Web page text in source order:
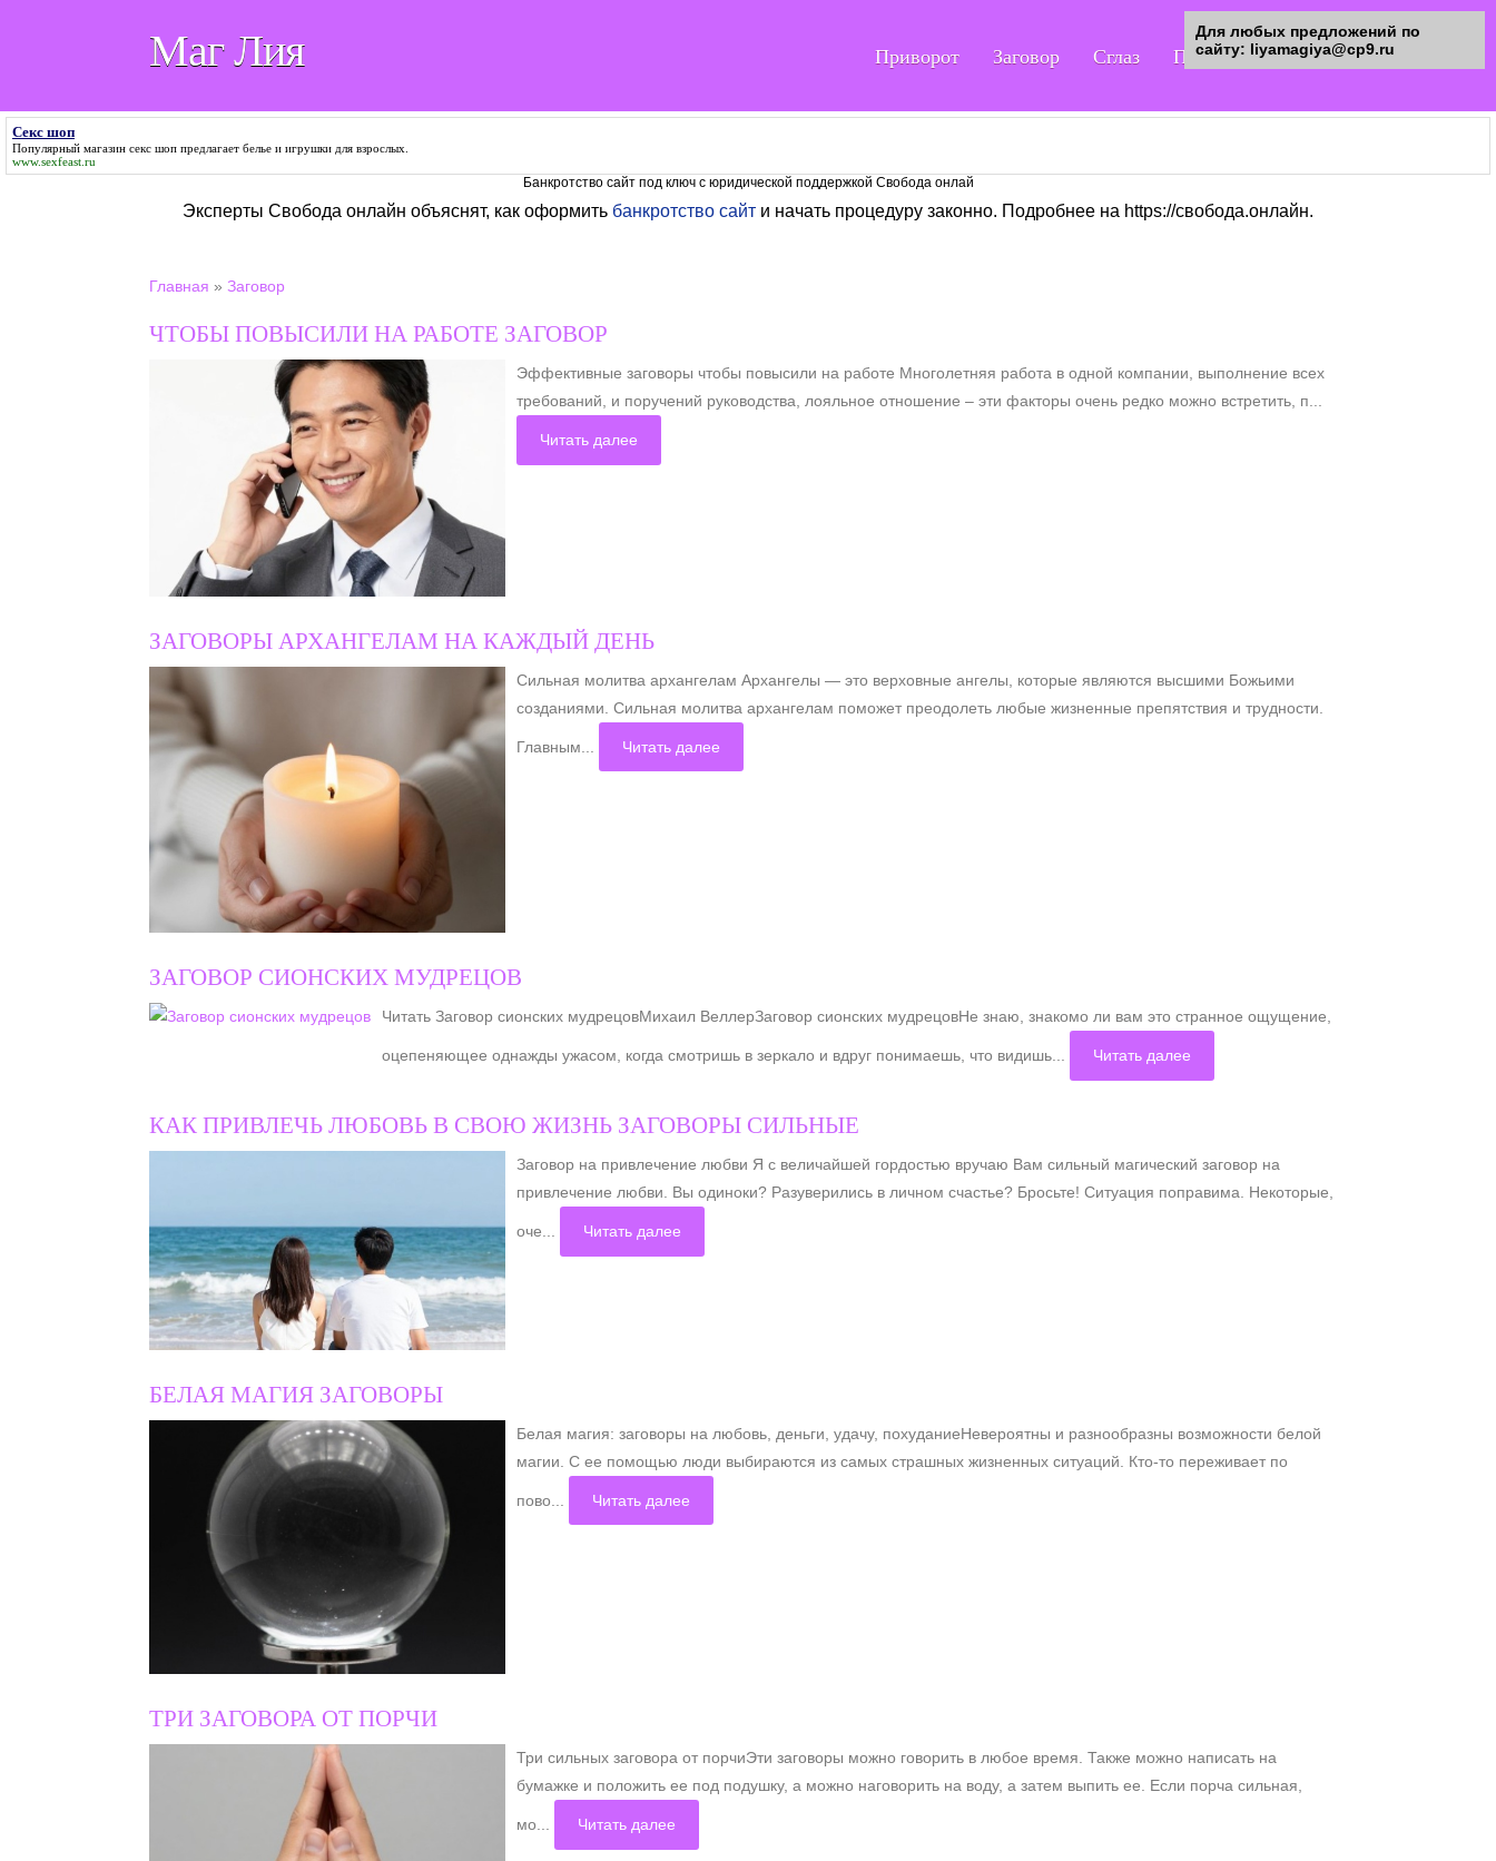
Маг Лия Приворот Заговор Сглаз Порча Гадания
Секс шоп
Популярный магазин секс шоп предлагает белье и игрушки для взрослых.
www.sexfeast.ru
Банкротство сайт под ключ с юридической поддержкой Свобода онлай
Эксперты Свобода онлайн объяснят, как оформить банкротство сайт и начать процедуру законно. Подробнее на https://свобода.онлайн.
Главная »Заговор
ЧТОБЫ ПОВЫСИЛИ НА РАБОТЕ ЗАГОВОР
Эффективные заговоры чтобы повысили на работе Многолетняя работа в одной компании, выполнение всех
требований, и поручений руководства, лояльное отношение – эти факторы очень редко можно встретить, п...
Читать далее
ЗАГОВОРЫ АРХАНГЕЛАМ НА КАЖДЫЙ ДЕНЬ
Сильная молитва архангелам Архангелы — это верховные ангелы, которые являются высшими Божьими
созданиями. Сильная молитва архангелам поможет преодолеть любые жизненные препятствия и трудности.
Главным... Читать далее
ЗАГОВОР СИОНСКИХ МУДРЕЦОВ
Читать Заговор сионских мудрецовМихаил ВеллерЗаговор сионских мудрецовНе знаю, знакомо ли вам это странное ощущение,
оцепеняющее однажды ужасом, когда смотришь в зеркало и вдруг понимаешь, что видишь... Читать далее
КАК ПРИВЛЕЧЬ ЛЮБОВЬ В СВОЮ ЖИЗНЬ ЗАГОВОРЫ СИЛЬНЫЕ
Заговор на привлечение любви Я с величайшей гордостью вручаю Вам сильный магический заговор на
привлечение любви. Вы одиноки? Разуверились в личном счастье? Бросьте! Ситуация поправима. Некоторые,
оче... Читать далее
БЕЛАЯ МАГИЯ ЗАГОВОРЫ
Белая магия: заговоры на любовь, деньги, удачу, похуданиеНевероятны и разнообразны возможности белой
магии. С ее помощью люди выбираются из самых страшных жизненных ситуаций. Кто-то переживает по
пово... Читать далее
ТРИ ЗАГОВОРА ОТ ПОРЧИ
Три сильных заговора от порчиЭти заговоры можно говорить в любое время. Также можно написать на
бумажке и положить ее под подушку, а можно наговорить на воду, а затем выпить ее. Если порча сильная,
мо... Читать далее
Для любых предложений по
сайту: liyamagiya@cp9.ru